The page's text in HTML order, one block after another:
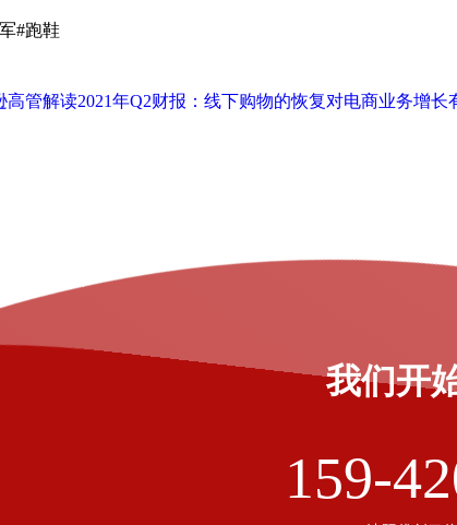
#跑鞋
高管解读2021年Q2财报：线下购物的恢复对电商业务增长
我们开
159-